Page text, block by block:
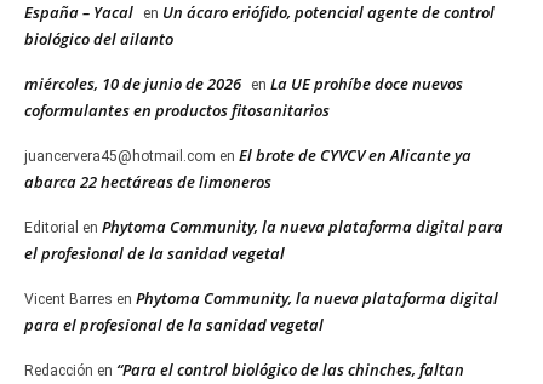
España – Yacal
en Un ácaro eriófido, potencial agente de control
biológico del ailanto
miércoles, 10 de junio de 2026 en La UE prohíbe doce nuevos
coformulantes en productos fitosanitarios
juancervera45@hotmail.com en El brote de CYVCV en Alicante ya
abarca 22 hectáreas de limoneros
Editorial en Phytoma Community, la nueva plataforma digital para
el profesional de la sanidad vegetal
Vicent Barres en Phytoma Community, la nueva plataforma digital
para el profesional de la sanidad vegetal
Redacción en “Para el control biológico de las chinches, faltan